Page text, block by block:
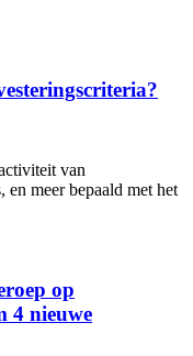
van
en meer bepaald met het
op
4 nieuwe